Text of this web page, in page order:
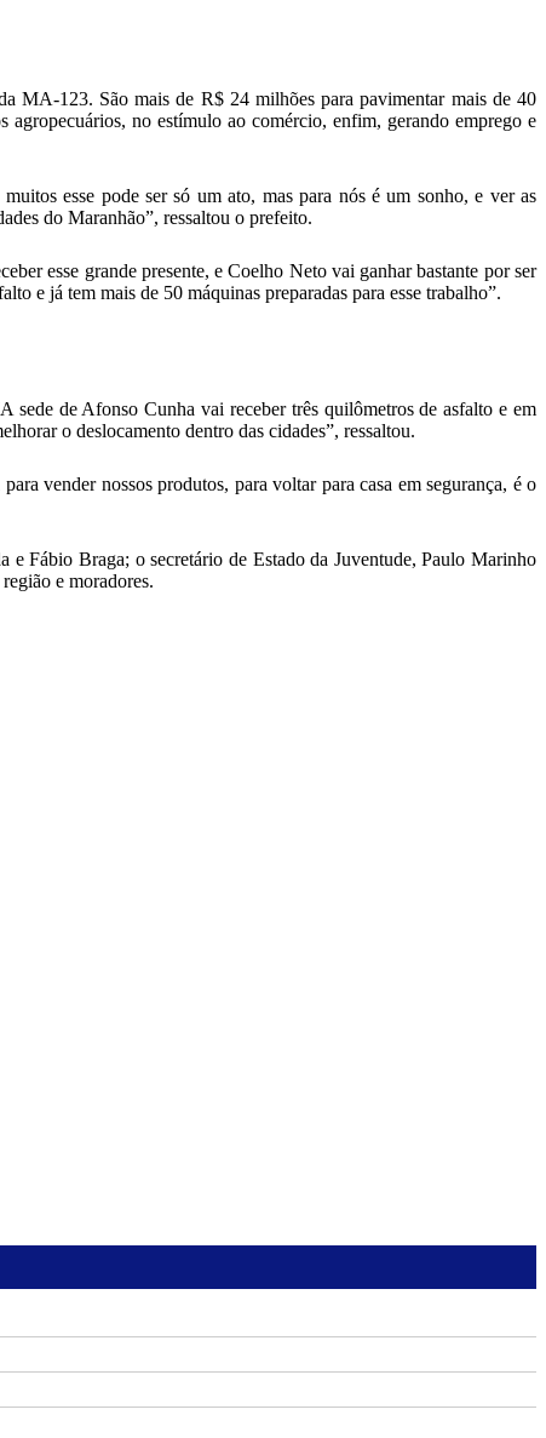
MA-123. São mais de R$ 24 milhões para pavimentar mais de 40
no estímulo ao comércio, enfim, gerando emprego e
esse pode ser só um ato, mas para nós é um sonho, e ver as
do Maranhão”, ressaltou o prefeito.
esse grande presente, e Coelho Neto vai ganhar bastante por ser
e já tem mais de 50 máquinas preparadas para esse trabalho”.
sede de Afonso Cunha vai receber três quilômetros de asfalto e em
o deslocamento dentro das cidades”, ressaltou.
vender nossos produtos, para voltar para casa em segurança, é o
e Fábio Braga; o secretário de Estado da Juventude, Paulo Marinho
e moradores.